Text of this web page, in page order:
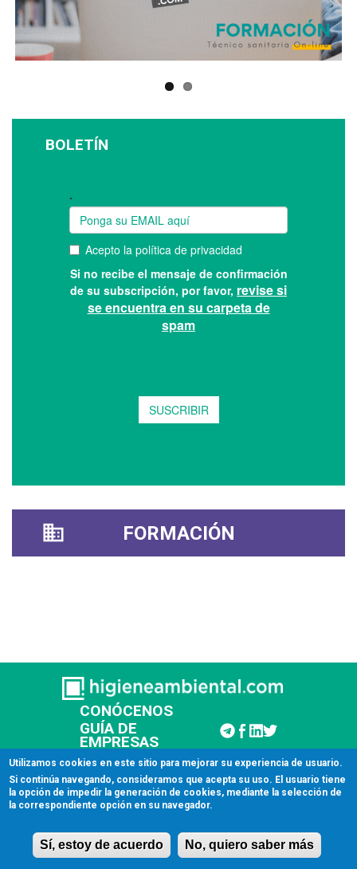
BOLETÍN
FORMACIÓN
CONÓCENOS
GUÍA DE
EMPRESAS
CONTACTAR
© 2026 Higiene Ambiental
Aviso legal
Utilizamos cookies en este sitio para mejorar su experiencia de usuario.
Si continúa navegando, consideramos que acepta su uso. El usuario tiene
la opción de impedir la generación de cookies, mediante la selección de
la correspondiente opción en su navegador.
Sí, estoy de acuerdo No, quiero saber más